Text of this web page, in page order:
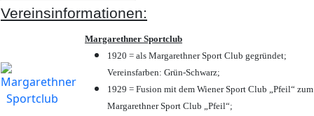
Vereinsinformationen:
Margarethner Sportclub
1920 = als Margarethner Sport Club gegründet;
Vereinsfarben: Grün-Schwarz;
1929 = Fusion mit dem Wiener Sport Club „Pfeil“ zum
Margarethner Sport Club „Pfeil“;